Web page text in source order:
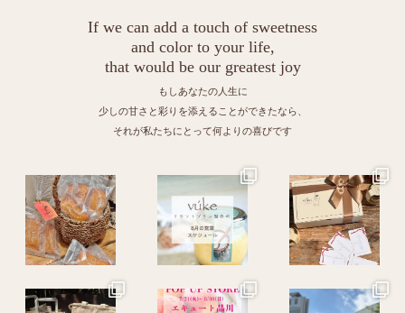
If we can add a touch of sweetness
and color to your life,
that would be our greatest joy
もしあなたの人生に
少しの甘さと彩りを添えることができたなら、
それが私たちにとって何よりの喜びです